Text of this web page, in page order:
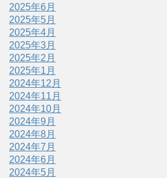
2025年6月
2025年5月
2025年4月
2025年3月
2025年2月
2025年1月
2024年12月
2024年11月
2024年10月
2024年9月
2024年8月
2024年7月
2024年6月
2024年5月